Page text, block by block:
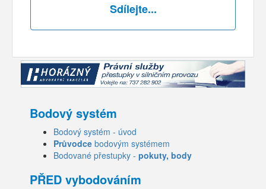
Sdílejte...
Bodový systém
Bodový systém - úvod
Průvodce bodovým systémem
Bodované přestupky - pokuty, body
PŘED vybodováním